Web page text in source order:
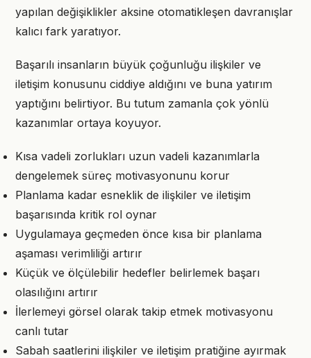
yapılan değişiklikler aksine otomatikleşen davranışlar
kalıcı fark yaratıyor.
Başarılı insanların büyük çoğunluğu ilişkiler ve
iletişim konusunu ciddiye aldığını ve buna yatırım
yaptığını belirtiyor. Bu tutum zamanla çok yönlü
kazanımlar ortaya koyuyor.
Kısa vadeli zorlukları uzun vadeli kazanımlarla
dengelemek süreç motivasyonunu korur
Planlama kadar esneklik de ilişkiler ve iletişim
başarısında kritik rol oynar
Uygulamaya geçmeden önce kısa bir planlama
aşaması verimliliği artırır
Küçük ve ölçülebilir hedefler belirlemek başarı
olasılığını artırır
İlerlemeyi görsel olarak takip etmek motivasyonu
canlı tutar
Sabah saatlerini ilişkiler ve iletişim pratiğine ayırmak